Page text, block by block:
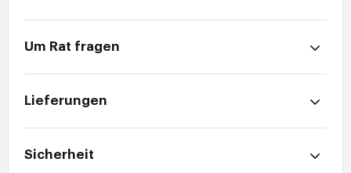
Um Rat fragen
Lieferungen
Sicherheit